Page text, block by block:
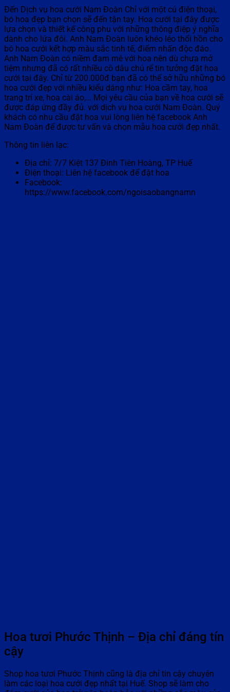
Đến Dịch vụ hoa cưới Nam Đoàn Chỉ với một cú điện thoại,
bó hoa đẹp bạn chọn sẽ đến tận tay. Hoa cưới tại đây được
lựa chọn và thiết kế công phu với những thông điệp ý nghĩa
dành cho lứa đôi. Anh Nam Đoàn luôn khéo léo thổi hồn cho
bó hoa cưới kết hợp màu sắc tinh tế, điểm nhấn độc đáo.
Anh Nam Đoàn có niềm đam mê với hoa nên dù chưa mở
tiệm nhưng đã có rất nhiều cô dâu chú rể tin tưởng đặt hoa
cưới tại đây. Chỉ từ 200.000đ bạn đã có thể sở hữu những bó
hoa cưới đẹp với nhiều kiểu dáng như: Hoa cầm tay, hoa
trang trí xe, hoa cài áo,… Mọi yêu cầu của bạn về hoa cưới sẽ
được đáp ứng đầy đủ. với dịch vụ hoa cưới Nam Đoàn. Quý
khách có nhu cầu đặt hoa vui lòng liên hệ facebook Anh
Nam Đoàn để được tư vấn và chọn mẫu hoa cưới đẹp nhất.
Thông tin liên lạc:
Địa chỉ: 7/7 Kiệt 137 Đinh Tiên Hoàng, TP Huế
Điện thoại: Liên hệ facebook để đặt hoa
Facebook:
https://www.facebook.com/ngoisaobangnamn
Hoa tươi Phước Thịnh – Địa chỉ đáng tín
cậy
Shop hoa tươi Phước Thịnh cũng là địa chỉ tin cậy chuyên
làm các loại hoa cưới đẹp nhất tại Huế. Shop sẽ làm cho